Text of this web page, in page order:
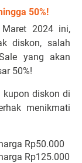
50%!
2024 ini,
diskon, salah
yang akan
50%!
kupon diskon di
menikmati
Rp50.000
Rp125.000